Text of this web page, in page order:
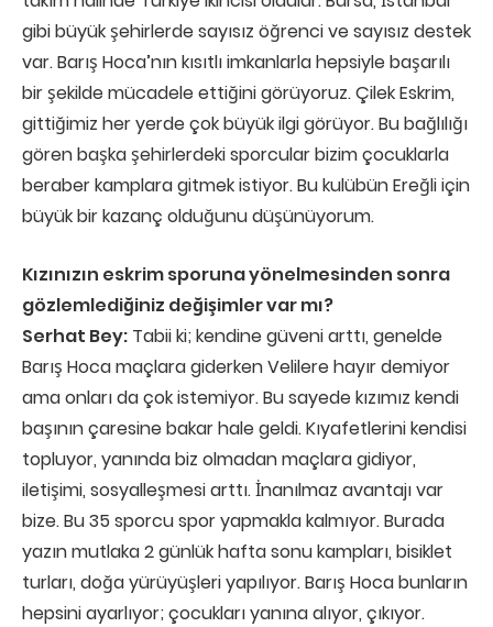
gibi büyük şehirlerde sayısız öğrenci ve sayısız destek
var. Barış Hoca’nın kısıtlı imkanlarla hepsiyle başarılı
bir şekilde mücadele ettiğini görüyoruz. Çilek Eskrim,
gittiğimiz her yerde çok büyük ilgi görüyor. Bu bağlılığı
gören başka şehirlerdeki sporcular bizim çocuklarla
beraber kamplara gitmek istiyor. Bu kulübün Ereğli için
büyük bir kazanç olduğunu düşünüyorum.
Kızınızın eskrim sporuna yönelmesinden sonra
gözlemlediğiniz değişimler var mı?
Serhat Bey: Tabii ki; kendine güveni arttı, genelde
Barış Hoca maçlara giderken Velilere hayır demiyor
ama onları da çok istemiyor. Bu sayede kızımız kendi
başının çaresine bakar hale geldi. Kıyafetlerini kendisi
topluyor, yanında biz olmadan maçlara gidiyor,
iletişimi, sosyalleşmesi arttı. İnanılmaz avantajı var
bize. Bu 35 sporcu spor yapmakla kalmıyor. Burada
yazın mutlaka 2 günlük hafta sonu kampları, bisiklet
turları, doğa yürüyüşleri yapılıyor. Barış Hoca bunların
hepsini ayarlıyor; çocukları yanına alıyor, çıkıyor.